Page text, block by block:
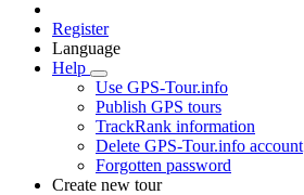
Register
Language
Help
Use GPS-Tour.info
Publish GPS tours
TrackRank information
Delete GPS-Tour.info account
Forgotten password
Create new tour